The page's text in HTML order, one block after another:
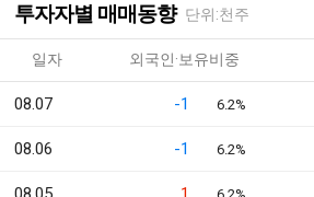
투자자별 매매동향 단위:천주
일자 외국인·보유비중
08.07 -1 6.2%
08.06 -1 6.2%